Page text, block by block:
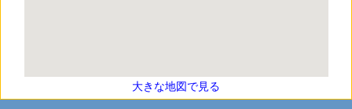
大きな地図で見る